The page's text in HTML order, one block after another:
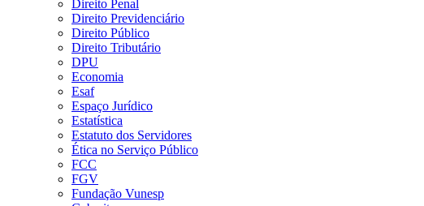
Direito Penal
Direito Previdenciário
Direito Público
Direito Tributário
DPU
Economia
Esaf
Espaço Jurídico
Estatística
Estatuto dos Servidores
Ética no Serviço Público
FCC
FGV
Fundação Vunesp